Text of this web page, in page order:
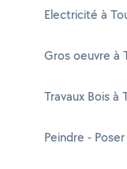
Electricité à
Gros oeuvre à
Travaux Bois à
Peindre -